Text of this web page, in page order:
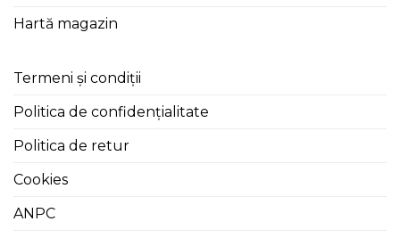
Hartă magazin
Termeni și condiții
Politica de confidențialitate
Politica de retur
Cookies
ANPC